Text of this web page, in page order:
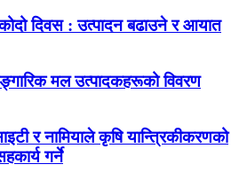
कोदो दिवस : उत्पादन बढाउने र आयात
मल उत्पादकहरूको विवरण
र नामियाले कृषि यान्त्रिकीकरणको
गर्ने